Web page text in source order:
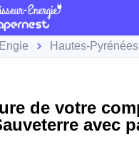
Engie Hautes-Pyrénées